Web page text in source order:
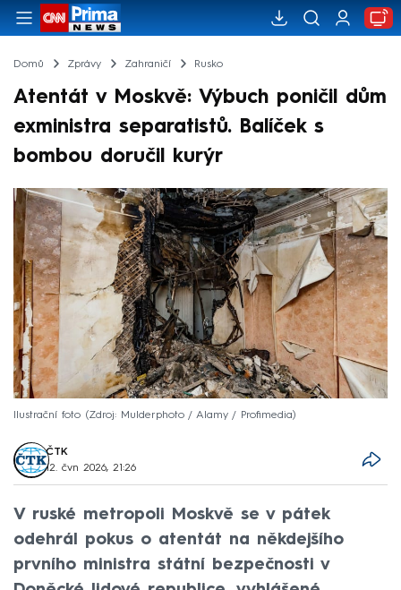
Domů Zprávy Zahraničí Rusko
Atentát v Moskvě: Výbuch poničil dům
exministra separatistů. Balíček s
bombou doručil kurýr
Ilustrační foto Zdroj: Mulderphoto / Alamy / Profimedia
ČTK
12. čvn 2026, 21:26
V ruské metropoli Moskvě se v pátek
odehrál pokus o atentát na někdejšího
prvního ministra státní bezpečnosti v